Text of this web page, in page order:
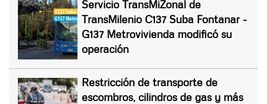
Servicio TransMiZonal de
TransMilenio C137 Suba Fontanar -
G137 Metrovivienda modificó su
operación
Restricción de transporte de
escombros, cilindros de gas y más